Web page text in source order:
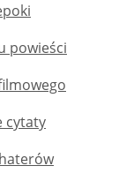
powieści
cytaty